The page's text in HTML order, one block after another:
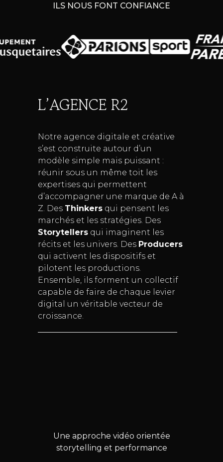
ILS NOUS FONT CONFIANCE
L’AGENCE R2
Notre agence digitale et créative
s’est construite autour d’un
modèle simple mais puissant :
réunir sous un même toit les
expertises qui permettent
d’accompagner une marque de A à
Z. Des Thinkersqui pensent les
marchés et les stratégies. Des
Storytellersqui imaginent les
récits et les univers. Des Producers
qui activent les dispositifs et
pilotent les productions.
Ensemble, ils forment un collectif
capable de faire de chaque levier
digital un véritable vecteur de
croissance.
Une approche vidéo orientée
storytelling et performance